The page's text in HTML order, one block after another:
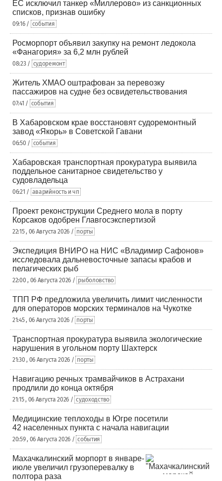
ЕС исключил танкер «Миллерово» из санкционных
списков, признав ошибку
09:16 / события
Росморпорт объявил закупку на ремонт ледокола
«Фанагория» за 6,2 млн рублей
08:23 / судоремонт
Житель ХМАО оштрафован за перевозку
пассажиров на судне без освидетельствования
07:41 / события
В Хабаровском крае восстановят судоремонтный
завод «Якорь» в Советской Гавани
06:50 / события
Хабаровская транспортная прокуратура выявила
поддельное санитарное свидетельство у
судовладельца
06:21 / аварийность и чп
Проект реконструкции Среднего мола в порту
Корсаков одобрен Главгосэкспертизой
22:15 , 06 Августа 2026 / порты
Экспедиция ВНИРО на НИС «Владимир Сафонов»
исследовала дальневосточные запасы крабов и
пелагических рыб
22:00 , 06 Августа 2026 / рыболовство
ТПП РФ предложила увеличить лимит численности
для операторов морских терминалов на Чукотке
21:45 , 06 Августа 2026 / порты
Транспортная прокуратура выявила экологические
нарушения в угольном порту Шахтерск
21:30 , 06 Августа 2026 / порты
Навигацию речных трамвайчиков в Астрахани
продлили до конца октября
21:15 , 06 Августа 2026 / судоходство
Медицинские теплоходы в Югре посетили
42 населенных пункта с начала навигации
20:59 , 06 Августа 2026 / события
Махачкалинский морпорт в январе-
июле увеличил грузоперевалку в
полтора раза